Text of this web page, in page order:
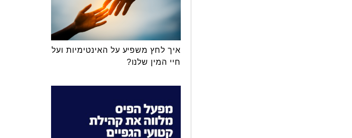
איך לחץ משפיע על האינטימיות ועל
חיי המין שלנו?